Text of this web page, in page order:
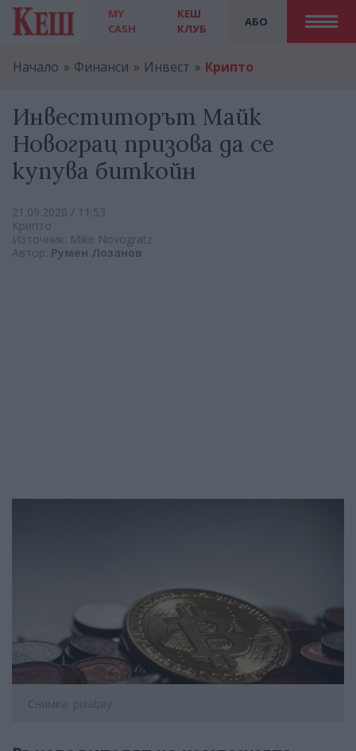
MY
CASH
АБО
КЕШ
КЛУБ
Начало Финанси Инвест Крипто
Инвеститорът Майк
Новограц призова да се
купува биткойн
21.09.2020 / 11:53
Крипто
Източник: Mike Novogratz
Автор: Румен Лозанов
Снимка: pixabay